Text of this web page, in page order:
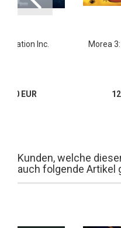
Inc.
EUR
Morea
Kunden, welche
auch folgende Artikel